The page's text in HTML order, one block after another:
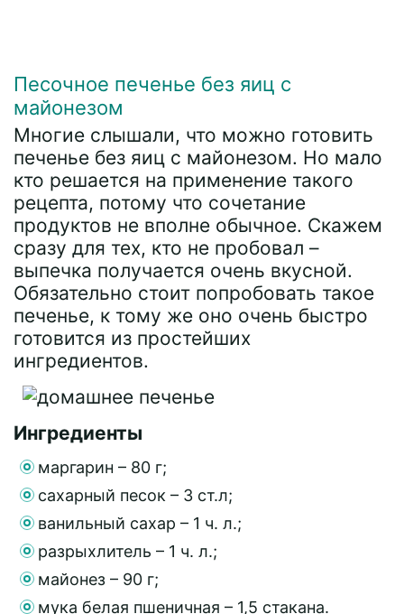
Песочное печенье без яиц с
майонезом
Многие слышали, что можно готовить
печенье без яиц с майонезом. Но мало
кто решается на применение такого
рецепта, потому что сочетание
продуктов не вполне обычное. Скажем
сразу для тех, кто не пробовал –
выпечка получается очень вкусной.
Обязательно стоит попробовать такое
печенье, к тому же оно очень быстро
готовится из простейших
ингредиентов.
Ингредиенты
маргарин – 80 г;
сахарный песок – 3 ст.л;
ванильный сахар – 1 ч. л.;
разрыхлитель – 1 ч. л.;
майонез – 90 г;
мука белая пшеничная – 1,5 стакана.